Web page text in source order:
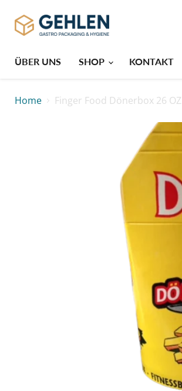
ÜBER UNS SHOP KONTAKT
Home Finger Food Dönerbox 26 OZ